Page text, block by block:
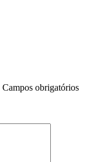
Campos obrigatórios